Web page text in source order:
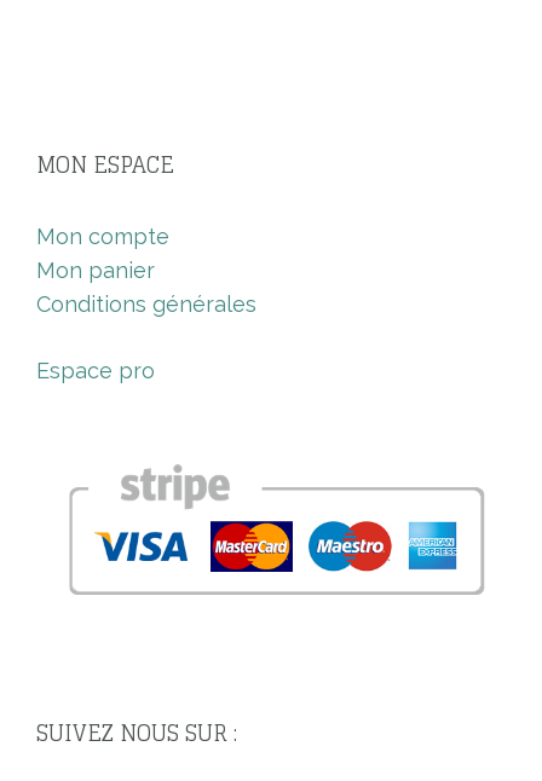
MON ESPACE
Mon compte
Mon panier
Conditions générales
Espace pro
SUIVEZ NOUS SUR :